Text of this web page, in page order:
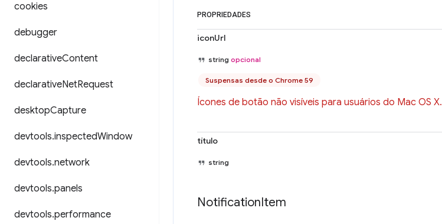
cookies
debugger
declarativeContent
declarativeNetRequest
desktopCapture
devtools.inspectedWindow
devtools.network
devtools.panels
devtools.performance
PROPRIEDADES
iconUrl
string opcional
Suspensas desde o Chrome 59
Ícones de botão não visíveis para usuários do Mac OS X.
título
string
NotificationItem